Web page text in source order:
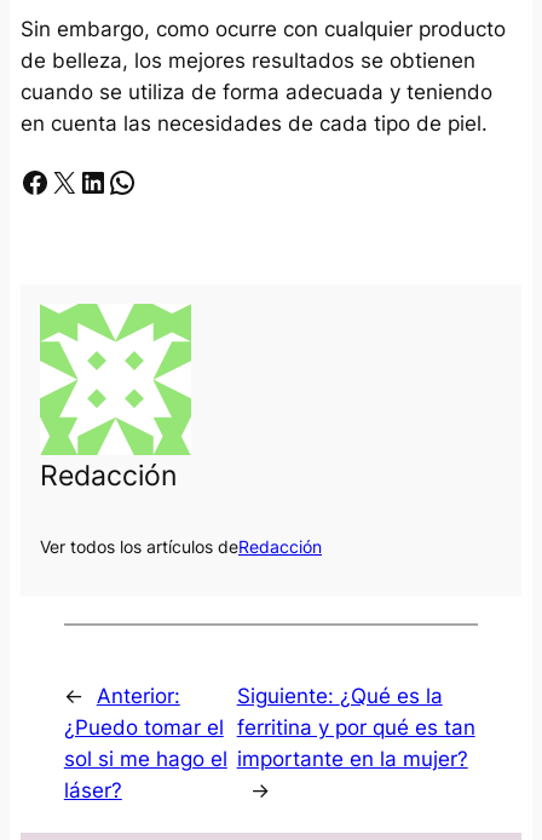
Sin embargo, como ocurre con cualquier producto
de belleza, los mejores resultados se obtienen
cuando se utiliza de forma adecuada y teniendo
en cuenta las necesidades de cada tipo de piel.
Facebook X LinkedIn Whatsapp
Redacción
Ver todos los artículos deRedacción
← Anterior:
¿Puedo tomar el
sol si me hago el
láser?
Siguiente: ¿Qué es la
ferritina y por qué es tan
importante en la mujer?
→